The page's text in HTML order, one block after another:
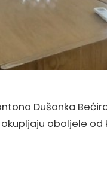
Dušanka
oboljele od